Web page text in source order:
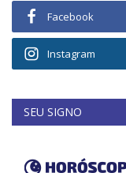
Facebook
Instagram
SEU SIGNO